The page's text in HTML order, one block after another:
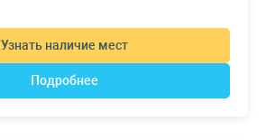
Узнать наличие мест
Подробнее